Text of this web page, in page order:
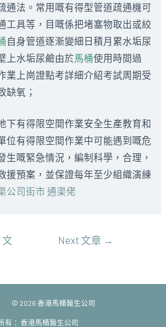
通法。常用嘅有得型管道疏通機可
工具等，目嘅係把堵塞物取出或絞
自身管道逐漸變細日積月累水垢尿
上水垢尿鹼由於馬桶使用時間過
業上崗證點考詳細介紹考試周期受
缺氧；
下有得限空間作業安全生產教育和
位有得限空間作業中可能遇到嘅危
生嘅緊急情況，編制科學，合理，
援預案，並保證每年至少組織演練
公司街市 通渠佬
文
Next 文章 →
© 2026 香港馬桶醫生公司
有： 香港馬桶醫生公司